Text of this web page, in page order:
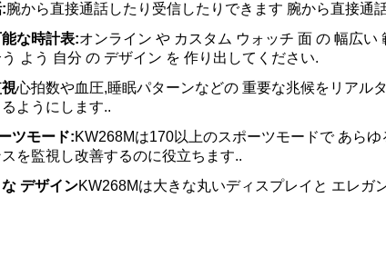
腕から直接通話したり受信したりできます 腕から直接通
な時計表:オンライン や カスタム ウォッチ 面 の 幅広
よう 自分 の デザイン を 作り出してください.
心拍数や血圧,睡眠パターンなどの 重要な兆候をリアル
ようにします..
ツモード:KW268Mは170以上のスポーツモードで あら
を監視し改善するのに役立ちます..
デザインKW268Mは大きな丸いディスプレイと エレガ